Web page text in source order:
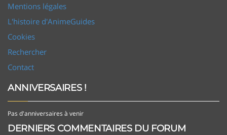
Mentions légales
L'histoire d'AnimeGuides
Cookies
Rechercher
Contact
ANNIVERSAIRES !
Pas d'anniversaires à venir
DERNIERS COMMENTAIRES DU FORUM